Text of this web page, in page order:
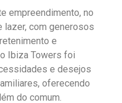
empreendimento, no
lazer, com generosos
e
Ibiza Towers foi
e desejos
oferecendo
do comum.